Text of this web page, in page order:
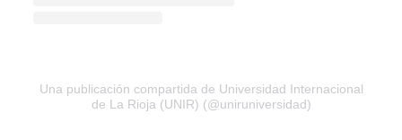
Una publicación compartida de Universidad Internacional
de La Rioja (UNIR) (@uniruniversidad)